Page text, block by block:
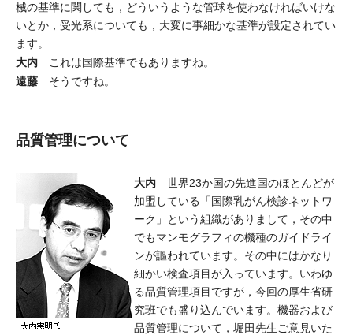
械の基準に関しても，どういうような管球を使わなければいけな
いとか，受光系についても，大変に事細かな基準が設定されてい
ます。
大内 これは国際基準でもありますね。
遠藤 そうですね。
品質管理について
大内 世界23か国の先進国のほとんどが
加盟している「国際乳がん検診ネットワ
ーク」という組織がありまして，その中
でもマンモグラフィの機種のガイドライ
ンが謳われています。その中にはかなり
細かい検査項目が入っています。いわゆ
る品質管理項目ですが，今回の厚生省研
究班でも盛り込んでいます。機器および
品質管理について，堀田先生ご意見いた